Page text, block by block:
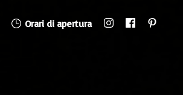
Orari di apertura